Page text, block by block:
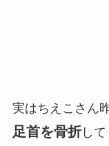
実はちえこさん昨
足首を骨折して